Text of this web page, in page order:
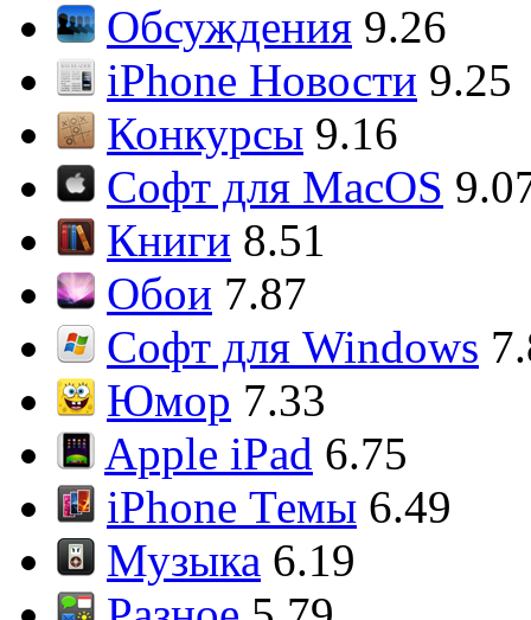
Обсуждения 9.26
iPhone Новости 9.25
Конкурсы 9.16
Софт для MacOS
Книги 8.51
Обои 7.87
Софт для Windows
Юмор 7.33
Apple iPad 6.75
iPhone Темы 6.49
Музыка 6.19